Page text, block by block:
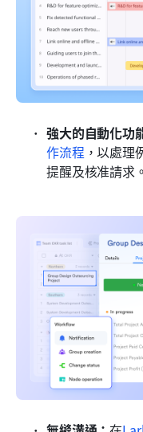
強大的自動化功
作流程 ，以處
提醒及核准請求。